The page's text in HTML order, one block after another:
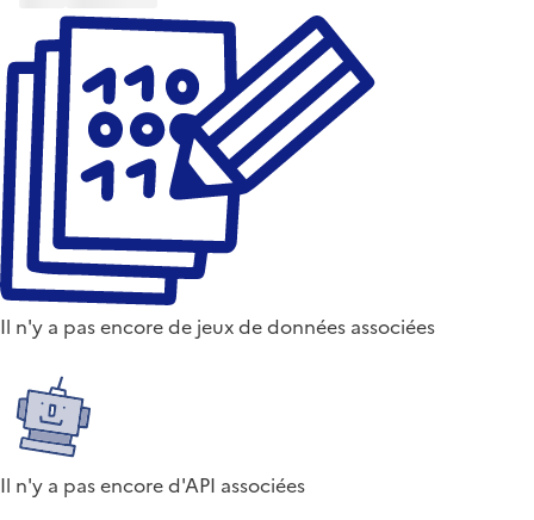
Il n'y a pas encore de jeux de données associées
Il n'y a pas encore d'API associées